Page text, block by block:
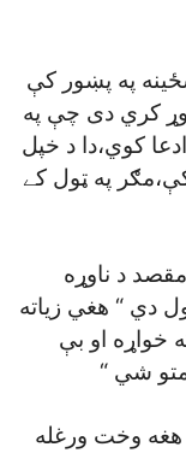
په پښور کې
کري دی چې په
کوي،دا د خپل
په ټول کے
د ناوړه
دي “ هغي زياته
خواړه او بې
شي “
هغه وخت ورغله